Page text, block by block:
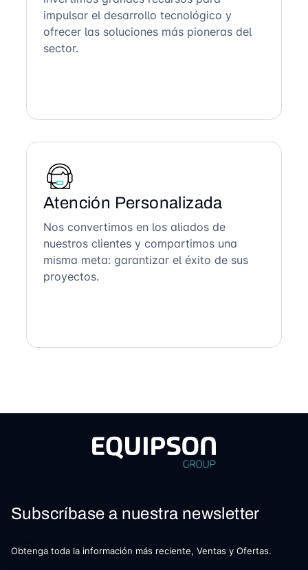
impulsar el desarrollo tecnológico y
ofrecer las soluciones más pioneras del
sector.
Atención Personalizada
Nos convertimos en los aliados de
nuestros clientes y compartimos una
misma meta: garantizar el éxito de sus
proyectos.
Subscríbase a nuestra newsletter
Obtenga toda la información más reciente, Ventas y Ofertas.